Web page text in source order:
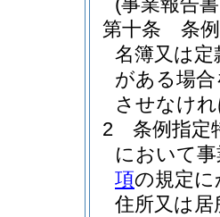
第十条
条
名簿又は
がある場
させなけ
2
条例指定
において
項の規定
住所又は